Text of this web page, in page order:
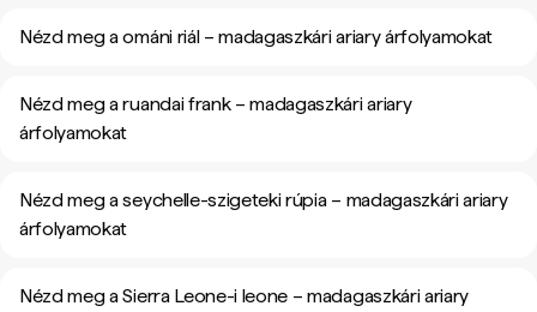
Nézd meg a ománi riál – madagaszkári ariary árfolyamokat
Nézd meg a ruandai frank – madagaszkári ariary
árfolyamokat
Nézd meg a seychelle-szigeteki rúpia – madagaszkári ariary
árfolyamokat
Nézd meg a Sierra Leone-i leone – madagaszkári ariary